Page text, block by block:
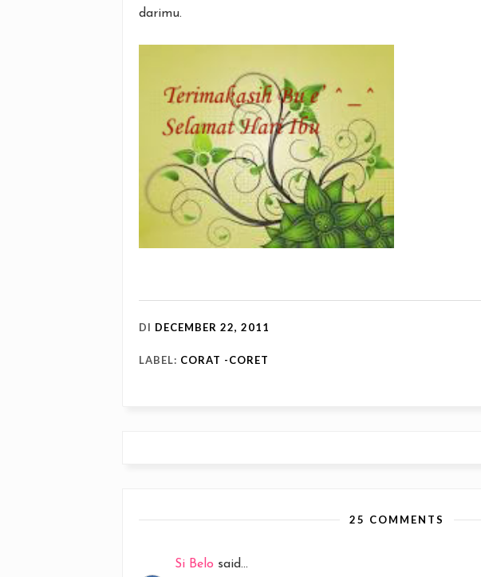
darimu.
DI DECEMBER 22, 2011
LABEL: CORAT -CORET
25 COMMENTS
Si Belo said...